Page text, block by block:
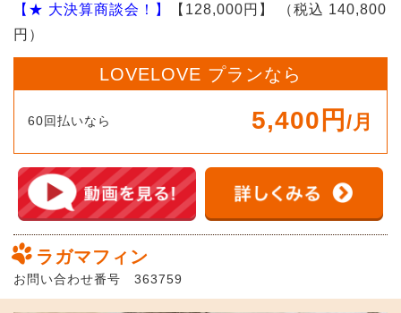
【★ 大決算商談会！】
【128,000円】
（税込 140,800
円）
LOVELOVE プランなら
60回払いなら 5,400円 /月
ラガマフィン
お問い合わせ番号 363759